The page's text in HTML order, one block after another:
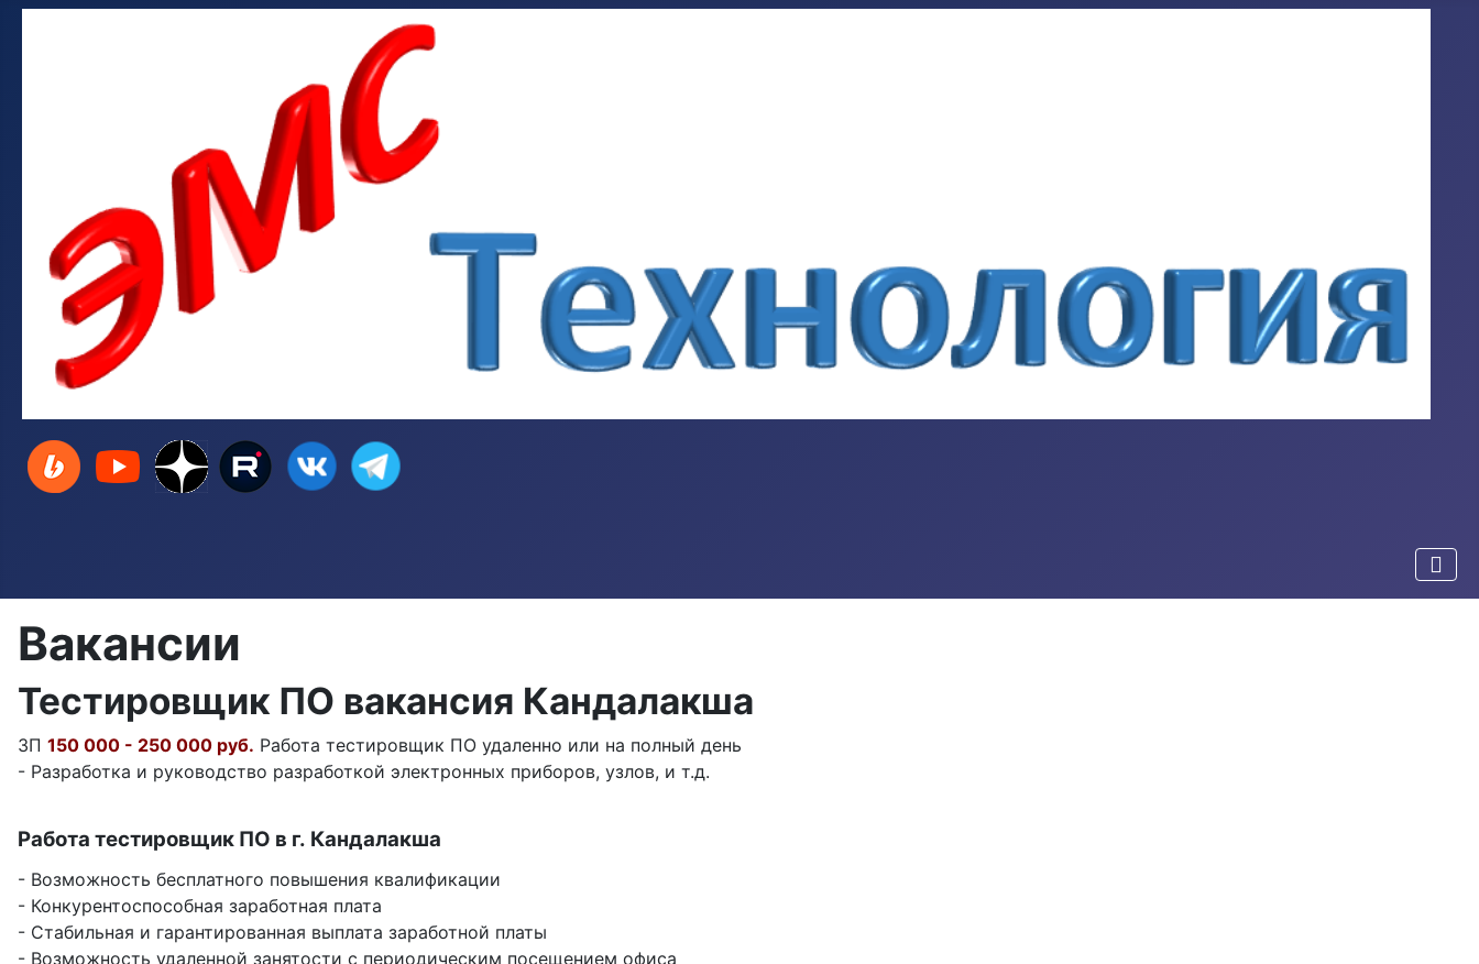
Вакансии
Тестировщик ПО вакансия Кандалакша
ЗП 150 000 - 250 000 руб. Работа тестировщик ПО удаленно или на полный день
- Разработка и руководство разработкой электронных приборов, узлов, и т.д.
Работа тестировщик ПО в г. Кандалакша
- Возможность бесплатного повышения квалификации
- Конкурентоспособная заработная плата
- Стабильная и гарантированная выплата заработной платы
- Возможность удаленной занятости с периодическим посещением офиса